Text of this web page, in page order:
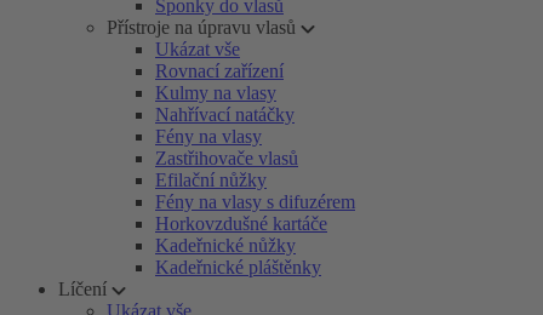
Sponky do vlasů
Přístroje na úpravu vlasů
Ukázat vše
Rovnací zařízení
Kulmy na vlasy
Nahřívací natáčky
Fény na vlasy
Zastřihovače vlasů
Efilační nůžky
Fény na vlasy s difuzérem
Horkovzdušné kartáče
Kadeřnické nůžky
Kadeřnické pláštěnky
Líčení
Ukázat vše